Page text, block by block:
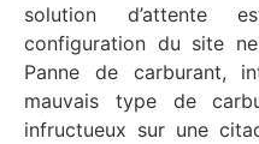
solution d’attente
configuration du site
Panne de carburant,
mauvais type de
infructueux sur une